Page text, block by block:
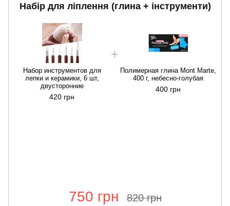
Набір для ліплення (глина + інструменти)
Набор инструментов для
лепки и керамики, 6 шт,
двусторонние
420 грн
Полимерная глина Mont Marte,
400 г, небесно-голубая
400 грн
750 грн 820 грн